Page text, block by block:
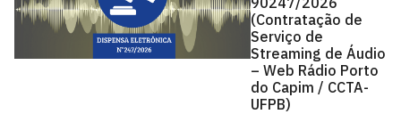
(Contratação de
Serviço de
Streaming de Áudio
– Web Rádio Porto
do Capim / CCTA-
UFPB)